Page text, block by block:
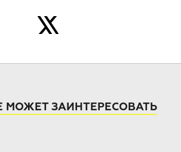
МОЖЕТ ЗАИНТЕРЕСОВАТЬ